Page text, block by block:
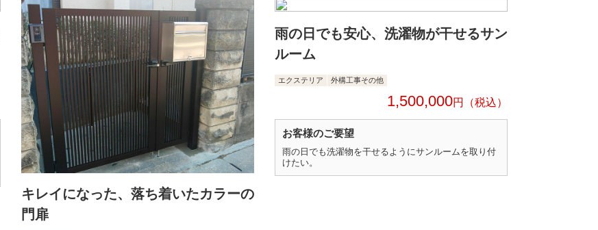
キレイになった、落ち着いたカラーの
門扉
雨の日でも安心、洗濯物が干せるサン
ルーム
エクステリア 外構工事その他
1,500,000円
お客様のご要望
雨の日でも洗濯物を干せるようにサンルームを取り付
けたい。